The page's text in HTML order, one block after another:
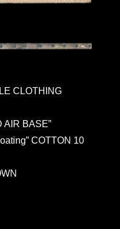
CLOTHING
AIR BASE”
COTTON 10